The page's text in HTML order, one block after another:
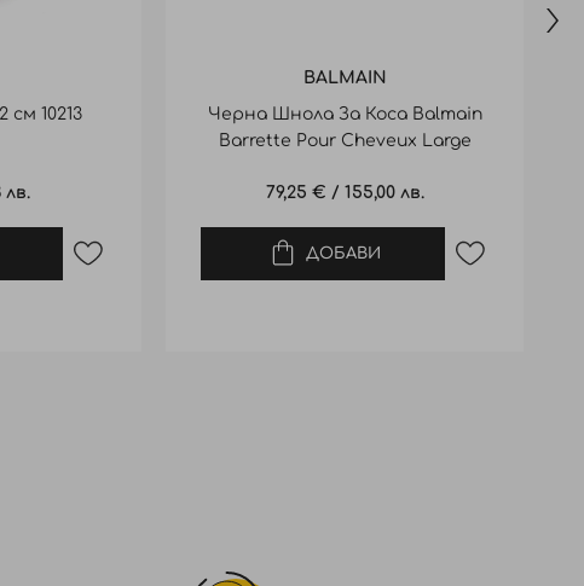
см 10213
лв.
BALMAIN
Черна Шнола За Коса Balmain
Barrette Pour Cheveux Large
79,25 € / 155,00 лв.
ДОБАВИ